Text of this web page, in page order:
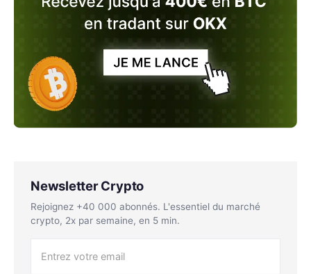
Newsletter Crypto
Rejoignez +40 000 abonnés. L'essentiel du marché
crypto, 2x par semaine, en 5 min.